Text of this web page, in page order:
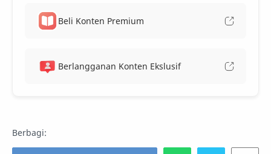
Beli Konten Premium
Berlangganan Konten Ekslusif